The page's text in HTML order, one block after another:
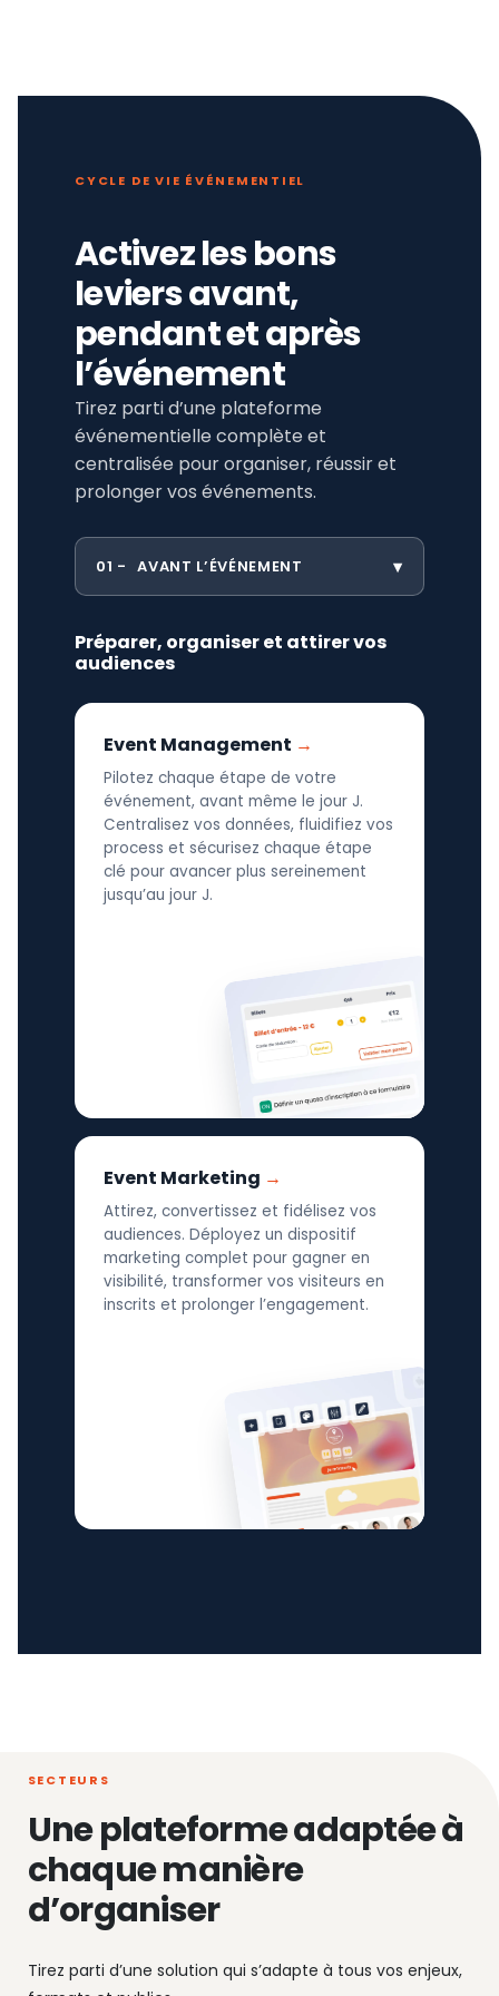
CYCLE DE VIE ÉVÉNEMENTIEL
Activez les bons
leviers avant,
pendant et après
l’événement
Tirez parti d’une plateforme
événementielle complète et
centralisée pour organiser, réussir et
prolonger vos événements.
01 AVANT L’ÉVÉNEMENT
Préparer, organiser et attirer vos
audiences
Event Management
Pilotez chaque étape de votre
événement, avant même le jour J.
Centralisez vos données, fluidifiez vos
process et sécurisez chaque étape
clé pour avancer plus sereinement
jusqu’au jour J.
Event Marketing
Attirez, convertissez et fidélisez vos
audiences. Déployez un dispositif
marketing complet pour gagner en
visibilité, transformer vos visiteurs en
inscrits et prolonger l’engagement.
SECTEURS
Une plateforme adaptée à
chaque manière
d’organiser
Tirez parti d’une solution qui s’adapte à tous vos enjeux,